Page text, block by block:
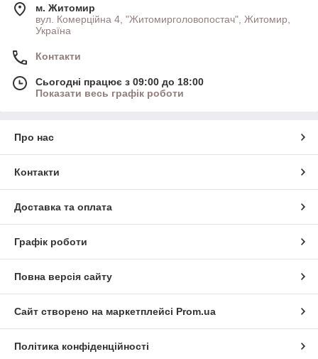
м. Житомир
вул. Комерційна 4, "Житомирголовопостач", Житомир,
Україна
Контакти
Сьогодні працює з 09:00 до 18:00
Показати весь графік роботи
Про нас
Контакти
Доставка та оплата
Графік роботи
Повна версія сайту
Сайт створено на маркетплейсі Prom.ua
Політика конфіденційності